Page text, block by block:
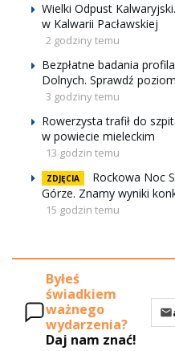
Wielki Odpust
w Kalwarii Pacławskiej
2 godziny temu
Bezpłatne badania
Dolnych. Sprawdź
3 godziny temu
Rowerzysta trafił do
w powiecie mieleckim
13 godzin temu
ZDJĘCIA
Rockowa Noc
Górze. Znamy wyniki
15 godzin temu
Byłeś
świadkiem
ważnego
wydarzenia?
Daj nam znać!